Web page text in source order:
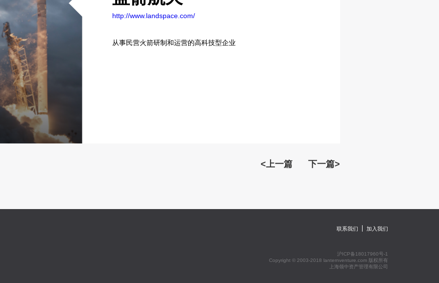
http://www.landspace.com/
从事民营火箭研制和运营的高科技型企业
<上一篇 下一篇>
联系我们 加入我们
沪ICP备18017960号-1
Copyright © 2003-2018 lanternventure.com 版权所有
上海领中资产管理有限公司